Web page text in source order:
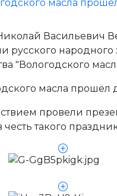
Васильевич
русского
"Вологодского
масла прошёл
провели
такого